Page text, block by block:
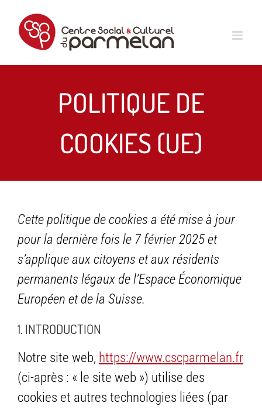
contenu
POLITIQUE DE
COOKIES (UE)
Cette politique de cookies a été mise à jour
pour la dernière fois le 7 février 2025 et
s’applique aux citoyens et aux résidents
permanents légaux de l’Espace Économique
Européen et de la Suisse.
1. INTRODUCTION
Notre site web, https://www.cscparmelan.fr
(ci-après : « le site web ») utilise des
cookies et autres technologies liées (par